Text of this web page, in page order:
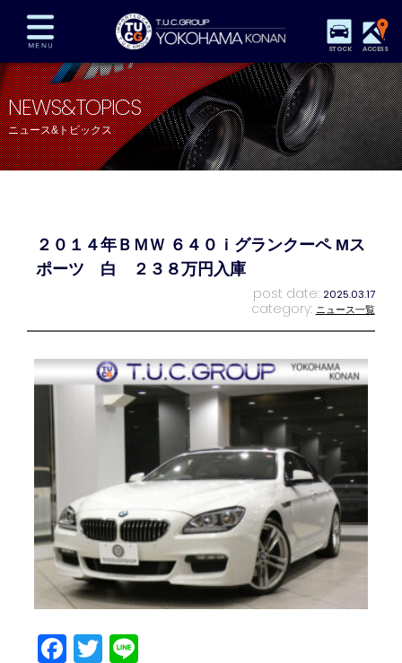
STOCK ACCESS
在庫車両情報 保証&サービス パーツリスト
TUCとは？ 店舗情報 アクセスマップ
全国納車 特別作業 注文販売
プライバシーポリシー スタッフblog
NEWS&TOPICS
ニュース&トピックス
２０１４年ＢＭＷ ６４０ｉグランクーペ Mス
ポーツ 白 ２３８万円入庫
post date: 2025.03.17
category: ニュース一覧
Facebook
Twitter